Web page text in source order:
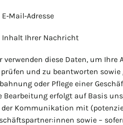
E‑Mail‑Adresse
Inhalt Ihrer Nachricht
verwenden diese Daten, um Ihre
und zu beantworten sowie
oder Pflege einer
Bearbeitung erfolgt auf Basis
Kommunikation mit
sowie –